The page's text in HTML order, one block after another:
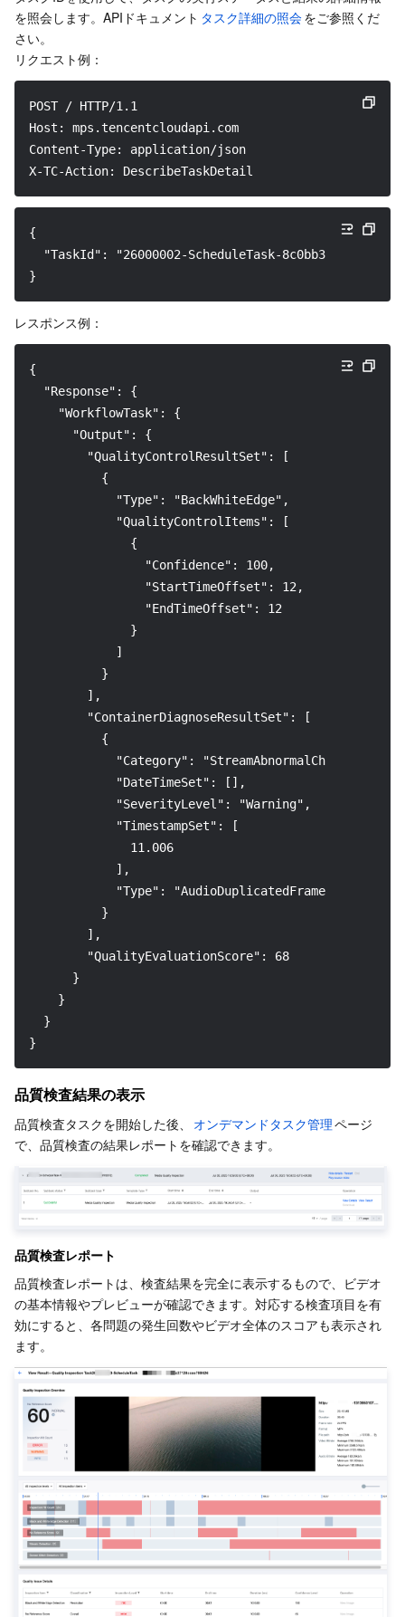
を照会します。APIドキュメント タスク詳細の照会をご参照くだ
さい。
リクエスト例：
﻿POST / HTTP/1.1
Host: mps.tencentcloudapi.com
Content-Type: application/json
X-TC-Action: DescribeTaskDetail
{
"TaskId": "26000002-ScheduleTask-
}
レスポンス例：
﻿{
  "Response": {
    "WorkflowTask": {
      "Output": {
        "QualityControlResultSet": [
          {
            "Type": "BackWhiteEdge",
            "QualityControlItems": [
              {
                "Confidence": 100,
                "StartTimeOffset": 12,
                "EndTimeOffset": 12
              }
            ]
          }
        ],
        "ContainerDiagnoseResultSet": [
          {
"Category":
            "DateTimeSet": [],
            "SeverityLevel": "Warning",
            "TimestampSet": [
              11.006
            ],
            "Type": "AudioDuplicatedFrame"
          }
        ],
        "QualityEvaluationScore": 68
      }
    }
  }
}
品質検査結果の表示
品質検査タスクを開始した後、 オンデマンドタスク管理ページ
で、品質検査の結果レポートを確認できます。
品質検査レポート
品質検査レポートは、検査結果を完全に表示するもので、ビデオ
の基本情報やプレビューが確認できます。対応する検査項目を有
効にすると、各問題の発生回数やビデオ全体のスコアも表示され
ます。